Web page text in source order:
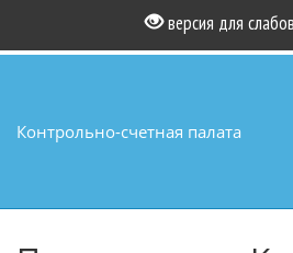
версия для
Контрольно-счетная палата